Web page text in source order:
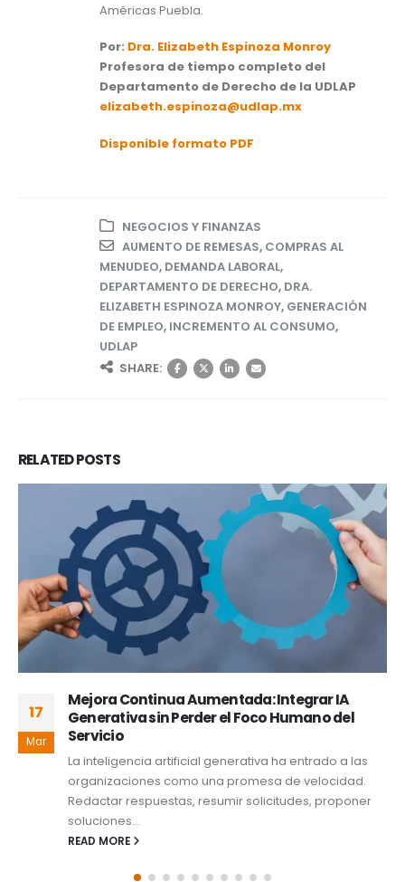
Américas Puebla.
Por: Dra. Elizabeth Espinoza Monroy
Profesora de tiempo completo del
Departamento de Derecho de la UDLAP
elizabeth.espinoza@udlap.mx
Disponible formato PDF
NEGOCIOS Y FINANZAS
AUMENTO DE REMESAS, COMPRAS AL
MENUDEO, DEMANDA LABORAL,
DEPARTAMENTO DE DERECHO, DRA.
ELIZABETH ESPINOZA MONROY, GENERACIÓN
DE EMPLEO, INCREMENTO AL CONSUMO,
UDLAP
SHARE:
RELATEDPOSTS
16
Mar
Análisis del modelo de Cournot de un
duopolio
El artículo busca mostrar en que consiste el modelo
de Cournot y dar un ejemplo práctico del mismo. Se
parte...
READ MORE